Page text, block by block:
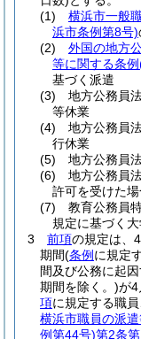
(1)
横浜市一般
浜市条例第8号)
(2)
外国の地方
等に関する条例
基づく派遣
(3)
地方公務員
等休業
(4)
地方公務員
行休業
(5)
地方公務員
(6)
地方公務員
許可を受けた場
(7)
教育公務員
規定に基づく
3
前項の規定は、
期間(条例 に規定
間及び公務に起
期間を除く。)が4
項に規定する職
横浜市職員の派
例第44号)第2条